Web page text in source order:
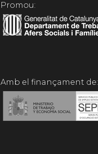
Promou:
Amb el finançament de: